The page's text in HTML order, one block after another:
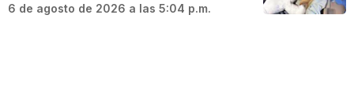
6 de agosto de 2026 a las 5:04 p.m.